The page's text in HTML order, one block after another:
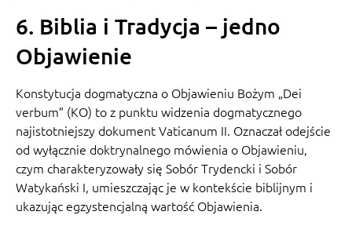
6. Biblia i Tradycja – jedno
Objawienie
Konstytucja dogmatyczna o Objawieniu Bożym „Dei
verbum” (KO) to z punktu widzenia dogmatycznego
najistotniejszy dokument Vaticanum II. Oznaczał odejście
od wyłącznie doktrynalnego mówienia o Objawieniu,
czym charakteryzowały się Sobór Trydencki i Sobór
Watykański I, umieszczając je w kontekście biblijnym i
ukazując egzystencjalną wartość Objawienia.